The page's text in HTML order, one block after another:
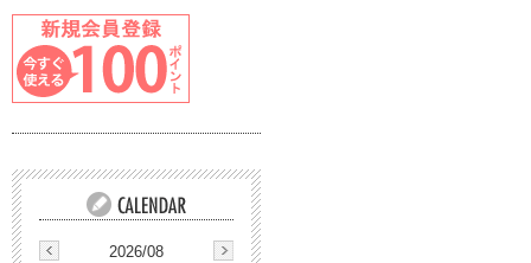
2026/08